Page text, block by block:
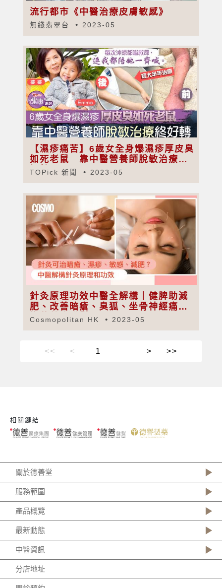
流行都市《中醫治療皮膚敏感》
無綫翡翠台 2023-05
【濕疹痛苦】6歲女全身爆濕疹厚皮臭
如死老鼠 靠中醫營養師脫敏治療終
好轉
TOPick 新聞 2023-05
針灸原理功效中醫全解構｜健脾助減
肥、改善暗瘡、臭狐、坐骨神經痛｜
梅花針治脫髮
Cosmopolitan HK 2023-05
<< < > >>
相關鏈結
關於德善堂
服務範圍
產品概覽
最新動態
中醫資訊
分店地址